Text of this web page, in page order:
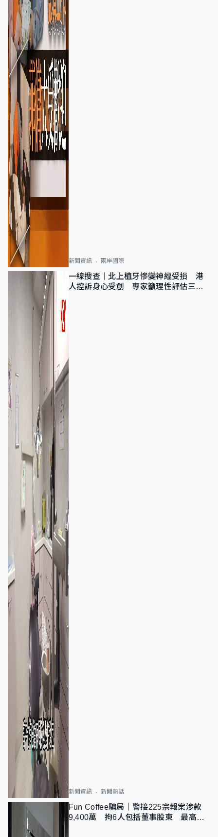
新聞資訊 兩岸國際
一線搜查｜北上植牙慘變神經受損 港
人控訴身心受創 專家籲理性評估三大
新聞資訊 新聞熱話
Fun Coffee騙局｜警接225宗報案涉款
9,400萬 拘6人包括董事股東 最高金